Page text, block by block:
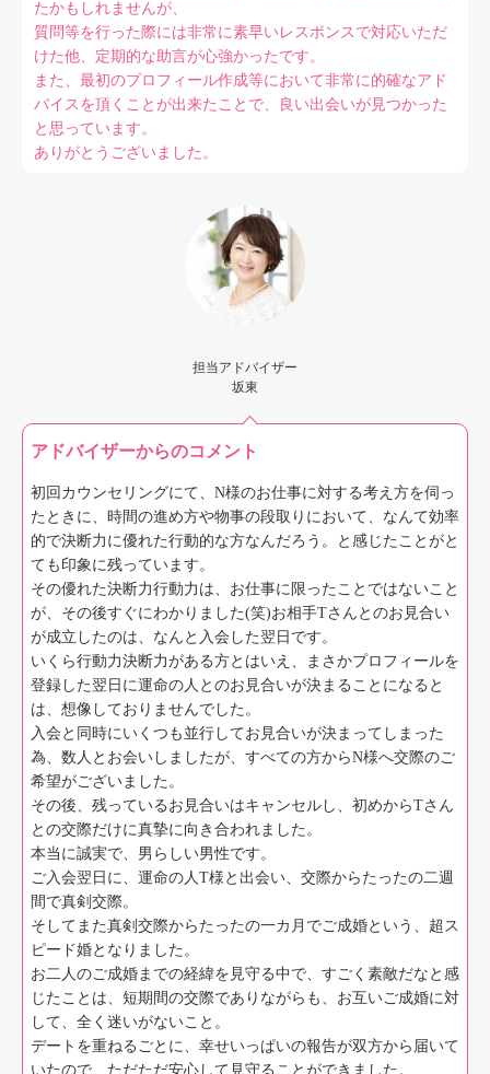
たかもしれませんが、
質問等を行った際には非常に素早いレスポンスで対応いただ
けた他、定期的な助言が心強かったです。
また、最初のプロフィール作成等において非常に的確なアド
バイスを頂くことが出来たことで、良い出会いが見つかった
と思っています。
ありがとうございました。
担当アドバイザー
坂東
アドバイザーからのコメント
初回カウンセリングにて、N様のお仕事に対する考え方を伺っ
たときに、時間の進め方や物事の段取りにおいて、なんて効率
的で決断力に優れた行動的な方なんだろう。と感じたことがと
ても印象に残っています。
その優れた決断力行動力は、お仕事に限ったことではないこと
が、その後すぐにわかりました(笑)お相手Tさんとのお見合い
が成立したのは、なんと入会した翌日です。
いくら行動力決断力がある方とはいえ、まさかプロフィールを
登録した翌日に運命の人とのお見合いが決まることになると
は、想像しておりませんでした。
入会と同時にいくつも並行してお見合いが決まってしまった
為、数人とお会いしましたが、すべての方からN様へ交際のご
希望がございました。
その後、残っているお見合いはキャンセルし、初めからTさん
との交際だけに真摯に向き合われました。
本当に誠実で、男らしい男性です。
ご入会翌日に、運命の人T様と出会い、交際からたったの二週
間で真剣交際。
そしてまた真剣交際からたったの一カ月でご成婚という、超ス
ピード婚となりました。
お二人のご成婚までの経緯を見守る中で、すごく素敵だなと感
じたことは、短期間の交際でありながらも、お互いご成婚に対
して、全く迷いがないこと。
デートを重ねるごとに、幸せいっぱいの報告が双方から届いて
いたので、ただただ安心して見守ることができました。